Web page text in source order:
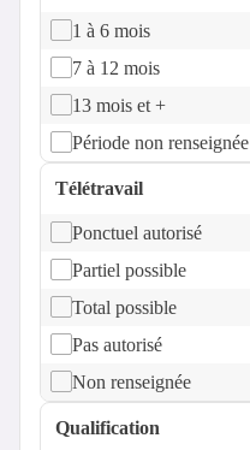
1 à 6 mois
7 à 12 mois
13 mois et +
Période non renseignée
Télétravail
Ponctuel autorisé
Partiel possible
Total possible
Pas autorisé
Non renseignée
Qualification